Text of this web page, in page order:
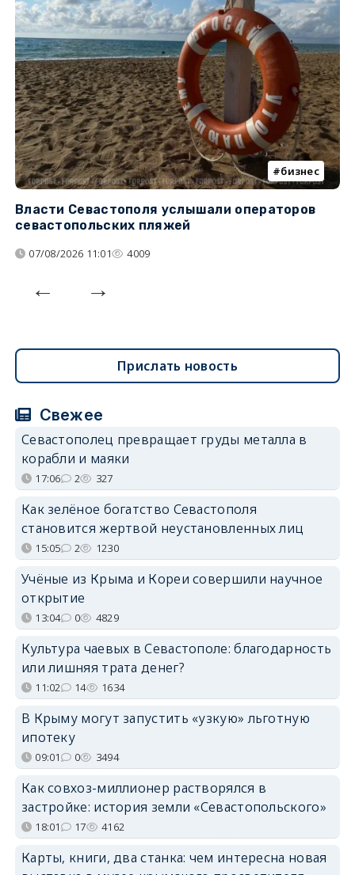
бизнес
Власти Севастополя услышали операторов
севастопольских пляжей
07/08/2026 11:01 4009
Прислать новость
Свежее
Севастополец превращает груды металла в
корабли и маяки
17:06 2 327
Как зелёное богатство Севастополя
становится жертвой неустановленных лиц
15:05 2 1230
Учёные из Крыма и Кореи совершили научное
открытие
13:04 0 4829
Культура чаевых в Севастополе: благодарность
или лишняя трата денег?
11:02 14 1634
В Крыму могут запустить «узкую» льготную
ипотеку
09:01 0 3494
Как совхоз-миллионер растворялся в
застройке: история земли «Севастопольского»
18:01 17 4162
Карты, книги, два станка: чем интересна новая